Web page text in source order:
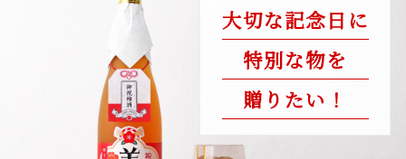
大切な記念日に
特別な物を
贈りたい！